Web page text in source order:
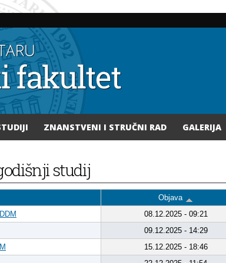
glavni
ZNANSTVENI I STRUČNI RAD GALERIJA
studij
Objava
08.12.2025 - 09:21
09.12.2025 - 14:29
15.12.2025 - 18:46